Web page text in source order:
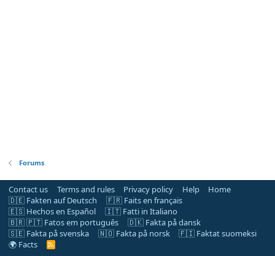
Forums
Contact us Terms and rules Privacy policy Help
Home
🇩🇪 Fakten auf Deutsch
🇫🇷 Faits en français
🇪🇸 Hechos en Español
🇮🇹 Fatti in Italiano
🇧🇷 🇵🇹 Fatos em português
🇩🇰 Fakta på dansk
🇸🇪 Fakta på svenska
🇳🇴 Fakta på norsk
🇫🇮 Faktat suomeksi
🌍 Facts
R